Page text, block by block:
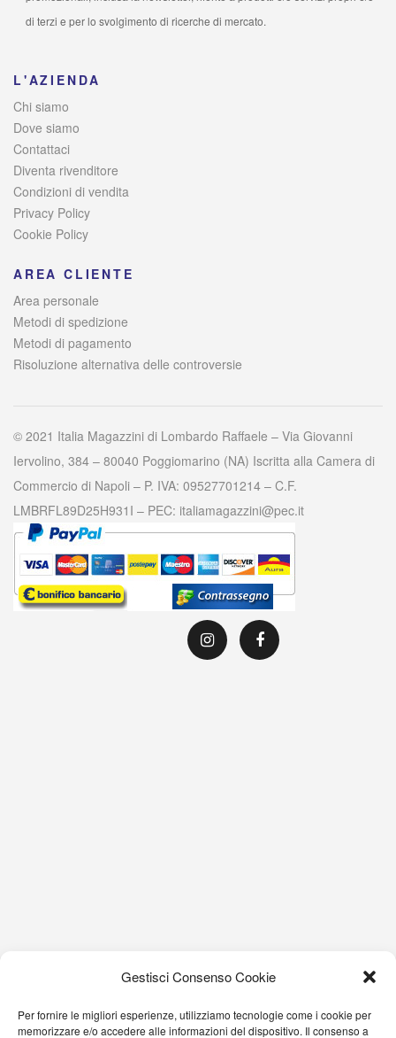
Gestisci Consenso Cookie
Per fornire le migliori esperienze, utilizziamo tecnologie come i cookie per
memorizzare e/o accedere alle informazioni del dispositivo. Il consenso a
di terzi e per lo svolgimento di ricerche di mercato.
L'AZIENDA
Chi siamo
Dove siamo
Contattaci
Diventa rivenditore
Condizioni di vendita
Privacy Policy
Cookie Policy
AREA CLIENTE
Area personale
Metodi di spedizione
Metodi di pagamento
Risoluzione alternativa delle controversie
© 2021 Italia Magazzini di Lombardo Raffaele – Via Giovanni
Iervolino, 384 – 80040 Poggiomarino (NA) Iscritta alla Camera di
Commercio di Napoli – P. IVA: 09527701214 – C.F.
LMBRFL89D25H931I – PEC: italiamagazzini@pec.it